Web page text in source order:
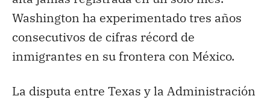
Washington ha experimentado tres años
consecutivos de cifras récord de
inmigrantes en su frontera con México.
La disputa entre Texas y la Administración